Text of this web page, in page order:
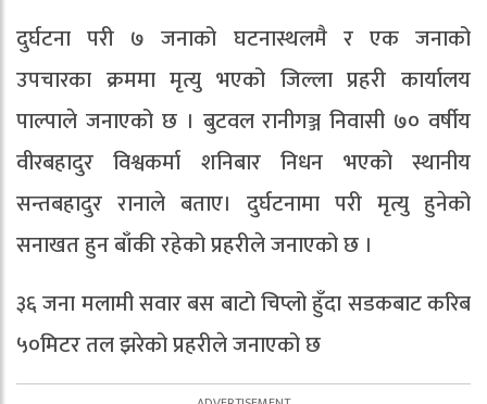
दुर्घटना परी ७ जनाको घटनास्थलमै र एक जनाको
उपचारका क्रममा मृत्यु भएको जिल्ला प्रहरी कार्यालय
पाल्पाले जनाएको छ । बुटवल रानीगञ्ज निवासी ७० वर्षीय
वीरबहादुर विश्वकर्मा शनिबार निधन भएको स्थानीय
सन्तबहादुर रानाले बताए। दुर्घटनामा परी मृत्यु हुनेको
सनाखत हुन बाँकी रहेको प्रहरीले जनाएको छ ।
३६ जना मलामी सवार बस बाटो चिप्लो हुँदा सडकबाट करिब
५०मिटर तल झरेको प्रहरीले जनाएको छ